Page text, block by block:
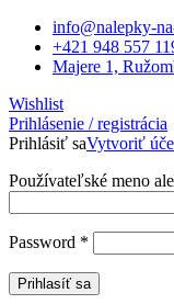
info@nalepky-
+421 948 557
Majere 1,
Wishlist
Prihlásenie / registrácia
Prihlásiť saVytvoriť
Používateľské meno
Password *
Prihlasíť sa